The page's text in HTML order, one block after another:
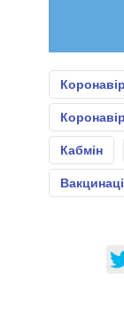
Кабмін